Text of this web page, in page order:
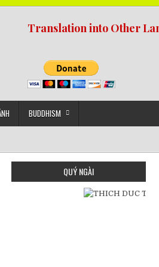
Translation into Other
BUDDHISM
QUÝ NGÀI